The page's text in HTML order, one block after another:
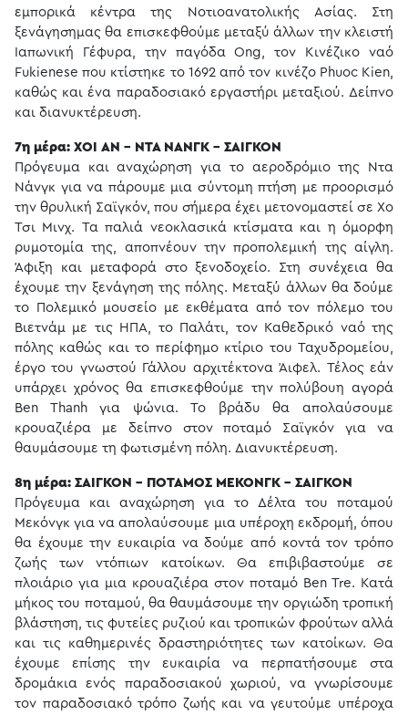
εμπορικά κέντρα της Νοτιοανατολικής Ασίας. Στη
ξενάγησημας θα επισκεφθούμε μεταξύ άλλων την κλειστή
Ιαπωνική Γέφυρα, την παγόδα Ong, τον Κινέζικο ναό
Fukienese που κτίστηκε το 1692 από τον κινέζο Phuoc Kien,
καθώς και ένα παραδοσιακό εργαστήρι μεταξιού. Δείπνο
και διανυκτέρευση.
7η μέρα: ΧΟΙ ΑΝ - ΝΤΑ ΝΑΝΓΚ - ΣΑΙΓΚΟΝ
Πρόγευμα και αναχώρηση για το αεροδρόμιο της Ντα
Νάνγκ για να πάρουμε μια σύντομη πτήση με προορισμό
την θρυλική Σαϊγκόν, που σήμερα έχει μετονομαστεί σε Χο
Τσι Μινχ. Τα παλιά νεοκλασικά κτίσματα και η όμορφη
ρυμοτομία της, αποπνέουν την προπολεμική της αίγλη.
Άφιξη και μεταφορά στο ξενοδοχείο. Στη συνέχεια θα
έχουμε την ξενάγηση της πόλης. Μεταξύ άλλων θα δούμε
το Πολεμικό μουσείο με εκθέματα από τον πόλεμο του
Βιετνάμ με τις ΗΠΑ, το Παλάτι, τον Καθεδρικό ναό της
πόλης καθώς και το περίφημο κτίριο του Ταχυδρομείου,
έργο του γνωστού Γάλλου αρχιτέκτονα Άιφελ. Τέλος εάν
υπάρχει χρόνος θα επισκεφθούμε την πολύβουη αγορά
Ben Thanh για ψώνια. Το βράδυ θα απολαύσουμε
κρουαζιέρα με δείπνο στον ποταμό Σαϊγκόν για να
θαυμάσουμε τη φωτισμένη πόλη. Διανυκτέρευση.
8η μέρα: ΣΑΙΓΚΟΝ - ΠΟΤΑΜΟΣ ΜΕΚΟΝΓΚ - ΣΑΙΓΚΟΝ
Πρόγευμα και αναχώρηση για το Δέλτα του ποταμού
Μεκόνγκ για να απολαύσουμε μια υπέροχη εκδρομή, όπου
θα έχουμε την ευκαιρία να δούμε από κοντά τον τρόπο
ζωής των ντόπιων κατοίκων. Θα επιβιβαστούμε σε
πλοιάριο για μια κρουαζιέρα στον ποταμό Ben Tre. Κατά
μήκος του ποταμού, θα θαυμάσουμε την οργιώδη τροπική
βλάστηση, τις φυτείες ρυζιού και τροπικών φρούτων αλλά
και τις καθημερινές δραστηριότητες των κατοίκων. Θα
έχουμε επίσης την ευκαιρία να περπατήσουμε στα
δρομάκια ενός παραδοσιακού χωριού, να γνωρίσουμε
τον παραδοσιακό τρόπο ζωής και να γευτούμε υπέροχα